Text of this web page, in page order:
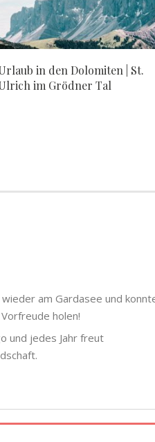
in den Dolomiten | St.
im Grödner Tal
wieder am Gardasee und
holen!
und jedes Jahr freut